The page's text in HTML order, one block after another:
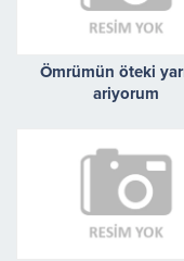
Ömrümün öteki
ariyorum